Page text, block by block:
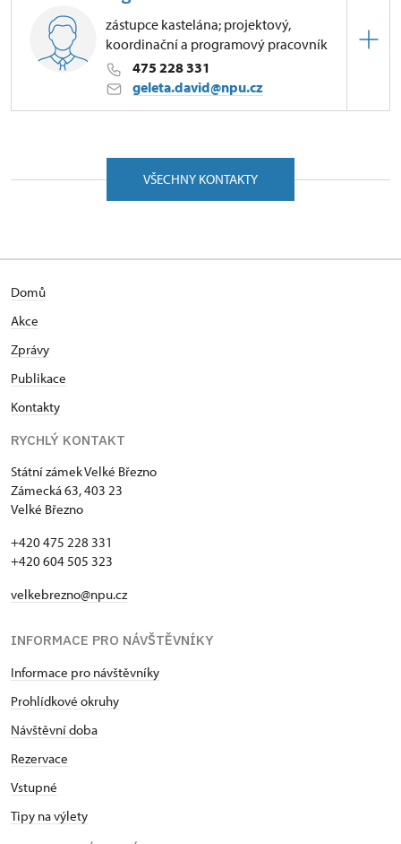
zástupce kastelána; projektový,
koordinační a programový pracovník
475 228 331
geleta.david@npu.cz
Zámecká 63/, Velké Březno 40323
VŠECHNY KONTAKTY
Domů
Akce
Zprávy
Publikace
Kontakty
RYCHLÝ KONTAKT
Státní zámek Velké Březno
Zámecká 63, 403 23
Velké Březno
+420 475 228 331
+420 604 505 323
velkebrezno@npu.cz
INFORMACE PRO NÁVŠTĚVNÍKY
Informace pro návštěvníky
Prohlídkové okruhy
Návštěvní doba
Rezervace
Vstupné
Tipy na výlety